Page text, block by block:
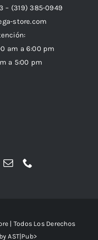
– (319) 385-0949
store.com
am a 6:00 pm
a 5:00 pm
| Todos Los Derechos
AST|Pub>